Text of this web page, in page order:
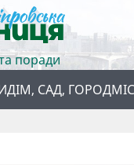
поради
ДІМ, САД, ГОРОД